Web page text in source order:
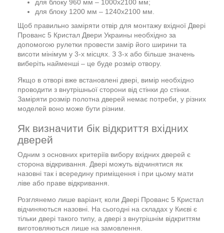
для блоку 960 мм – 1000х2100 мм;
для блоку 1200 мм – 1240х2100 мм.
Щоб правильно заміряти отвір для монтажу вхідної Двері
Прованс 5 Кристал Двери Украины необхідно за
допомогою рулетки провести замір його ширини та
висоти мінімум у 3-х місцях. З 3-х або більше значень
виберіть найменші – це буде розмір отвору.
Якщо в отворі вже встановлені двері, вимір необхідно
проводити з внутрішньої сторони від стінки до стінки.
Заміряти розмір полотна дверей немає потреби, у різних
моделей воно може бути різним.
Як визначити бік відкриття вхідних
дверей
Одним з основних критеріїв вибору вхідних дверей є
сторона відкривання. Двері можуть відчинятися як
назовні так і всередину приміщення і при цьому мати
ліве або праве відкривання.
Розглянемо лише варіант, коли Двері Прованс 5 Кристал
відчиняються назовні. На сьогодні на складах у Києві є
тільки двері такого типу, а двері з внутрішнім відкриттям
виготовляються лише на замовлення.